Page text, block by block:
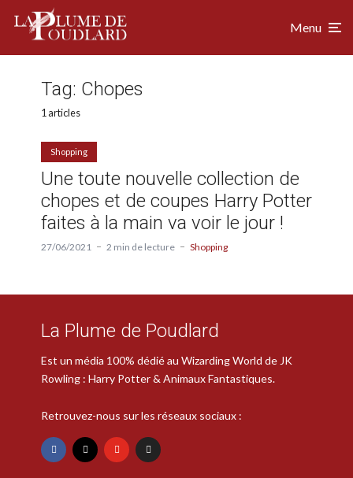
Menu
Tag: Chopes
1 articles
Shopping
Une toute nouvelle collection de
chopes et de coupes Harry Potter
faites à la main va voir le jour !
27/06/2021 2 min de lecture Shopping
La Plume de Poudlard
Est un média 100% dédié au Wizarding World de JK
Rowling : Harry Potter & Animaux Fantastiques.
Retrouvez-nous sur les réseaux sociaux :